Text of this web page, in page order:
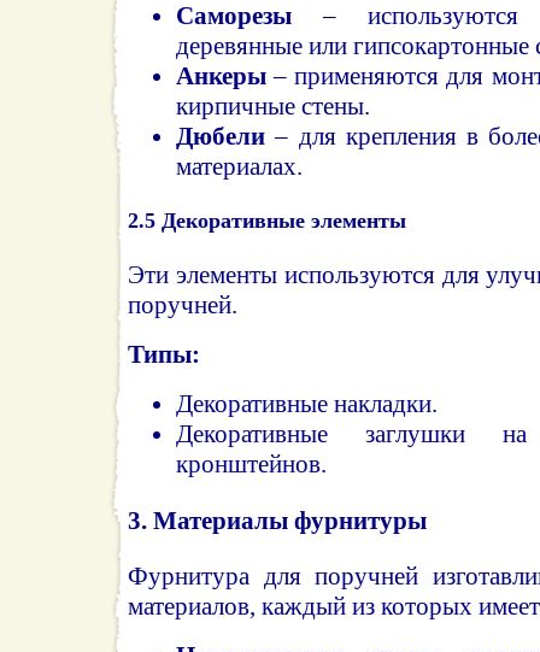
Саморезы –
деревянные или гипсокартонные
Анкеры – применяются для
кирпичные стены.
Дюбели – для крепления в
материалах.
2.5 Декоративные элементы
Эти элементы используются для
поручней.
Типы:
Декоративные накладки.
Декоративные заглушки
кронштейнов.
3. Материалы фурнитуры
Фурнитура для поручней
материалов, каждый из которых